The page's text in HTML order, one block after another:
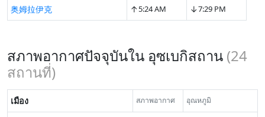
奥姆拉伊克 ↑5:24 AM ↓7:29 PM
สภาพอากาศปัจจุบันใน อุซเบกิสถาน (24
สถานที่)
เมือง สภาพอากาศ อุณหภูมิ